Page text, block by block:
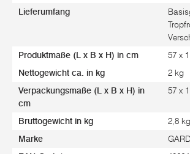
Lieferumfang
Produktmaße (L x B x H) in cm 57 x
Nettogewicht ca. in kg 2 kg
Verpackungsmaße (L x B x H) in
cm
57 x
Bruttogewicht in kg 2,8 kg
Marke